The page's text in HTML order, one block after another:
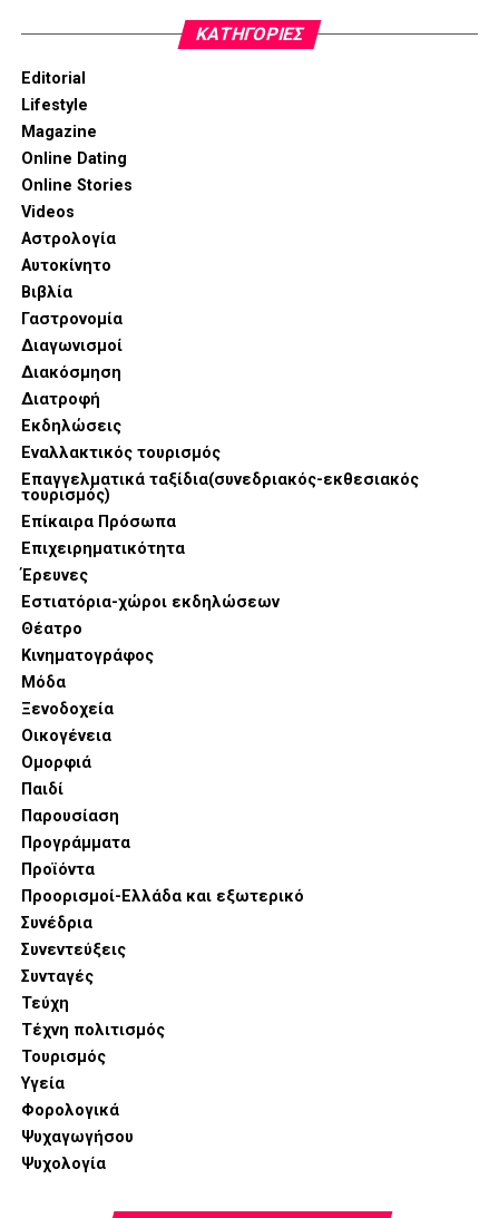
KΑΤΗΓΟΡΊΕΣ
Editorial
Lifestyle
Magazine
Online Dating
Online Stories
Videos
Αστρολογία
Αυτοκίνητο
Βιβλία
Γαστρονομία
Διαγωνισμοί
Διακόσμηση
Διατροφή
Εκδηλώσεις
Εναλλακτικός τουρισμός
Επαγγελματικά ταξίδια(συνεδριακός-εκθεσιακός
τουρισμός)
Επίκαιρα Πρόσωπα
Επιχειρηματικότητα
Έρευνες
Εστιατόρια-χώροι εκδηλώσεων
Θέατρο
Κινηματογράφος
Μόδα
Ξενοδοχεία
Οικογένεια
Ομορφιά
Παιδί
Παρουσίαση
Προγράμματα
Προϊόντα
Προορισμοί-Ελλάδα και εξωτερικό
Συνέδρια
Συνεντεύξεις
Συνταγές
Τεύχη
Τέχνη πολιτισμός
Τουρισμός
Υγεία
Φορολογικά
Ψυχαγωγήσου
Ψυχολογία